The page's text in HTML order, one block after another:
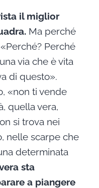
il miglior
Ma perché
Perché
via che è vita
di questo».
«non ti vende
quella vera,
si trova nei
nelle scarpe che
determinata
sta
a piangere